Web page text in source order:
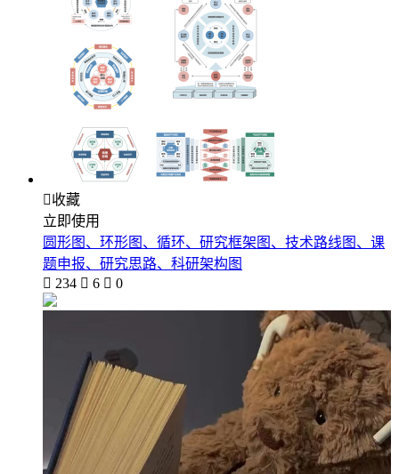
收藏
立即使用
圆形图、环形图、循环、研究框架图、技术路线图、课
题申报、研究思路、科研架构图
 234  6  0